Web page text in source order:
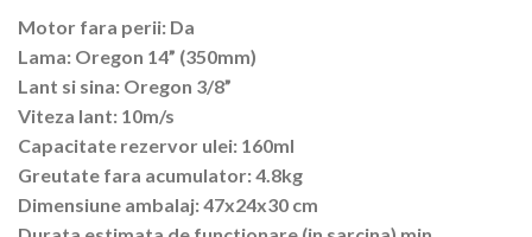
Motor fara perii: Da
Lama: Oregon 14” (350mm)
Lant si sina: Oregon 3/8”
Viteza lant: 10m/s
Capacitate rezervor ulei: 160ml
Greutate fara acumulator: 4.8kg
Dimensiune ambalaj: 47x24x30 cm